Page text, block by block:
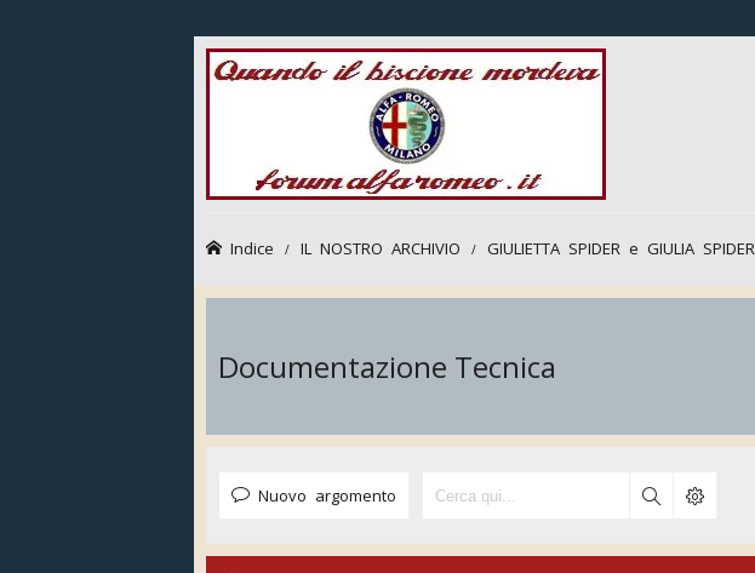
Indice IL NOSTRO ARCHIVIO GIULIETTA SPIDER e GIULIA SPIDER
Documentazione Tecnica
Nuovo argomento